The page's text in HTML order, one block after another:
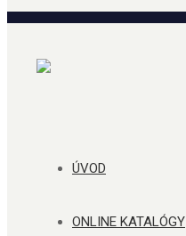
ÚVOD
ONLINE KATALÓGY